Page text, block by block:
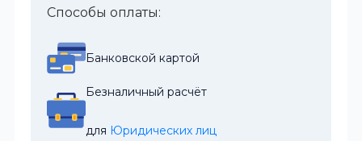
Способы оплаты:
Банковской картой
Безналичный расчёт
для Юридических лиц